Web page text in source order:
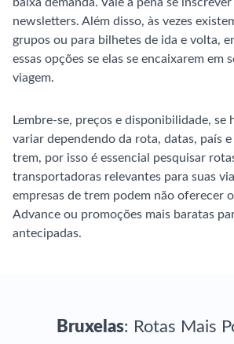
newsletters. Além disso, às vezes
grupos ou para bilhetes de ida e volta,
essas opções se elas se encaixarem em
viagem.
Lembre-se, preços e disponibilidade, se
variar dependendo da rota, datas, país
trem, por isso é essencial pesquisar
transportadoras relevantes para suas
empresas de trem podem não oferecer
Advance ou promoções mais baratas
antecipadas.
Bruxelas: Rotas Mais